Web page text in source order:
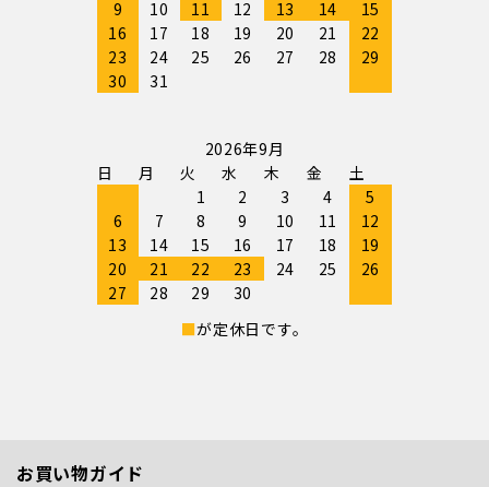
9
10 11 12 13 14
15
16
17 18 19 20 21
22
23
24 25 26 27 28
29
30
31
2026年9月
日
月 火 水 木 金
土
1
2 3 4
5
6
7 8 9 10 11
12
13
14 15 16 17 18
19
20
21 22 23 24 25
26
27
28 29
30
■が定休日です。
お買い物ガイド